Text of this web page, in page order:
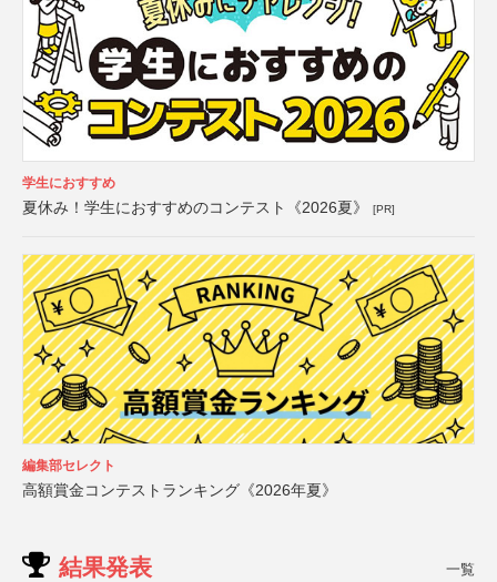
学生におすすめ
夏休み！学生におすすめのコンテスト《2026夏》 [PR]
編集部セレクト
高額賞金コンテストランキング《2026年夏》
結果発表 一覧